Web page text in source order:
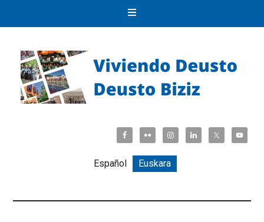
Español Euskara